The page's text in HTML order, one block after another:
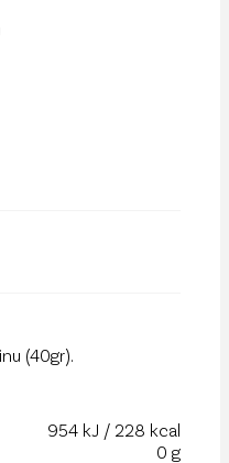
(40gr).
954 kJ / 228 kcal
0 g